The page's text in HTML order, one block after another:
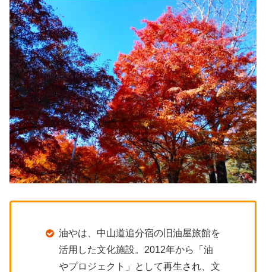
油やは、中山道追分宿の旧油屋旅館を
活用した文化施設。2012年から「油
やプロジェクト」として再生され、文